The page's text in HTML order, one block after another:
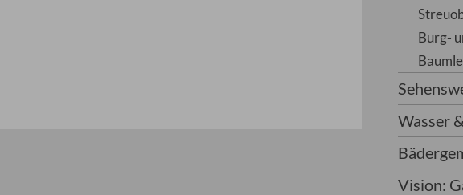
Burg-
Wasser
Vision: